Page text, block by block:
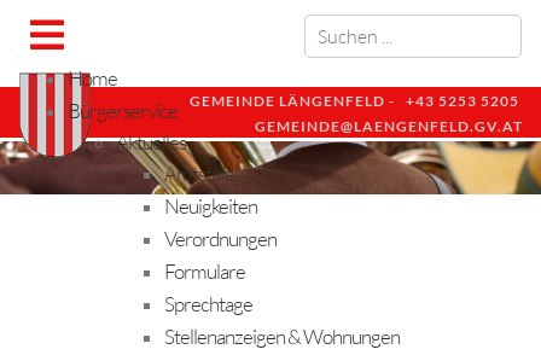
GEMEINDE LÄNGENFELD - +43 5253 5205
GEMEINDE@LAENGENFELD.GV.AT
Home
Bürgerservice
Aktuelles
Amtstafel
Neuigkeiten
Verordnungen
Formulare
Sprechtage
Stellenanzeigen & Wohnungen